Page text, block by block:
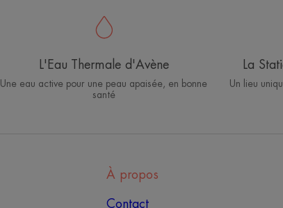
L'Eau Thermale d'Avène
Une eau active pour une peau apaisée, en bonne
santé
La
Un lieu
À propos
Contact